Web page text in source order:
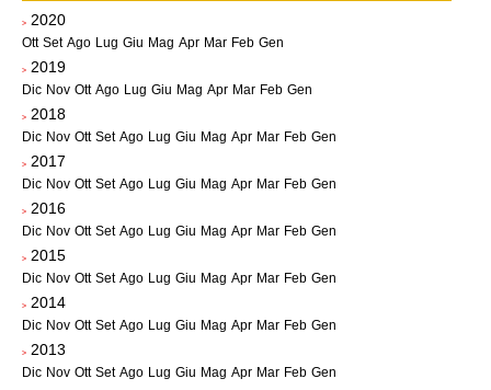
> 2020
Ott Set Ago Lug Giu Mag Apr Mar Feb Gen
> 2019
Dic Nov Ott Ago Lug Giu Mag Apr Mar Feb Gen
> 2018
Dic Nov Ott Set Ago Lug Giu Mag Apr Mar Feb Gen
> 2017
Dic Nov Ott Set Ago Lug Giu Mag Apr Mar Feb Gen
> 2016
Dic Nov Ott Set Ago Lug Giu Mag Apr Mar Feb Gen
> 2015
Dic Nov Ott Set Ago Lug Giu Mag Apr Mar Feb Gen
> 2014
Dic Nov Ott Set Ago Lug Giu Mag Apr Mar Feb Gen
> 2013
Dic Nov Ott Set Ago Lug Giu Mag Apr Mar Feb Gen